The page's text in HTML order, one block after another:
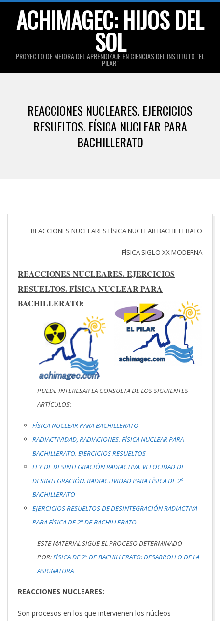
ACHIMAGEC: HIJOS DEL
SOL
PROYECTO DE MEJORA DEL APRENDIZAJE EN CIENCIAS DEL INSTITUTO "EL
PILAR"
REACCIONES NUCLEARES. EJERCICIOS
RESUELTOS. FÍSICA NUCLEAR PARA
BACHILLERATO
REACCIONES NUCLEARES FÍSICA NUCLEAR BACHILLERATO
FÍSICA SIGLO XX MODERNA
REACCIONES NUCLEARES. EJERCICIOS
RESUELTOS. FÍSICA NUCLEAR PARA
BACHILLERATO:
PUEDE INTERESAR LA CONSULTA DE LOS SIGUIENTES
ARTÍCULOS:
FÍSICA NUCLEAR PARA BACHILLERATO
RADIACTIVIDAD, RADIACIONES. FÍSICA NUCLEAR PARA
BACHILLERATO. EJERCICIOS RESUELTOS
LEY DE DESINTEGRACIÓN RADIACTIVA. VELOCIDAD DE
DESINTEGRACIÓN. RADIACTIVIDAD PARA FÍSICA DE 2º
BACHILLERATO
EJERCICIOS RESUELTOS DE DESINTEGRACIÓN RADIACTIVA
PARA FÍSICA DE 2º DE BACHILLERATO
ESTE MATERIAL SIGUE EL PROCESO DETERMINADO
POR:FÍSICA DE 2º DE BACHILLERATO: DESARROLLO DE LA
ASIGNATURA
REACCIONES NUCLEARES:
Son procesos en los que intervienen los núcleos